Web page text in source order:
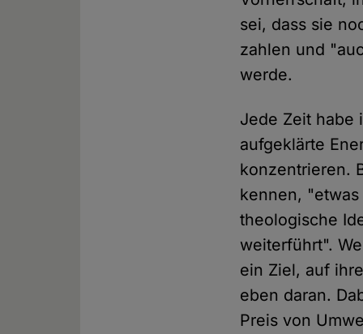
sei, dass sie
zahlen und
werde.
Jede Zeit habe
aufgeklärte
konzentrieren.
kennen,
theologische
weiterführt".
ein Ziel, auf
eben daran.
Preis von